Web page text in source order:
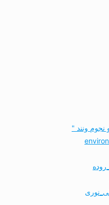
ونند "